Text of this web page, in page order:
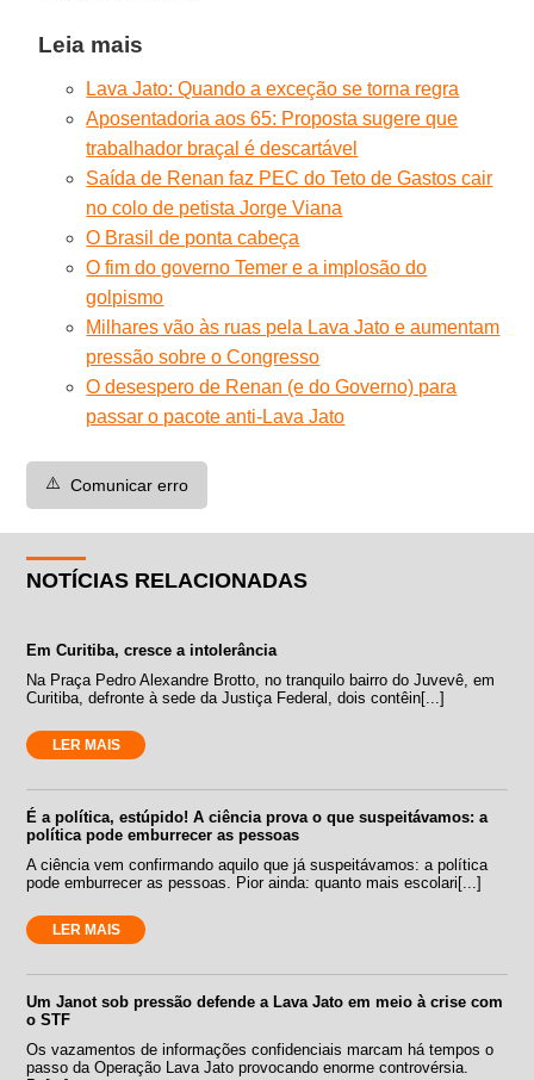
Leia mais
Lava Jato: Quando a exceção se torna regra
Aposentadoria aos 65: Proposta sugere que
trabalhador braçal é descartável
Saída de Renan faz PEC do Teto de Gastos cair
no colo de petista Jorge Viana
O Brasil de ponta cabeça
O fim do governo Temer e a implosão do
golpismo
Milhares vão às ruas pela Lava Jato e aumentam
pressão sobre o Congresso
O desespero de Renan (e do Governo) para
passar o pacote anti-Lava Jato
⚠️ Comunicar erro
NOTÍCIAS RELACIONADAS
Em Curitiba, cresce a intolerância
Na Praça Pedro Alexandre Brotto, no tranquilo bairro do Juvevê, em
Curitiba, defronte à sede da Justiça Federal, dois contêin[...]
LER MAIS
É a política, estúpido! A ciência prova o que suspeitávamos: a
política pode emburrecer as pessoas
A ciência vem confirmando aquilo que já suspeitávamos: a política
pode emburrecer as pessoas. Pior ainda: quanto mais escolari[...]
LER MAIS
Um Janot sob pressão defende a Lava Jato em meio à crise com
o STF
Os vazamentos de informações confidenciais marcam há tempos o
passo da Operação Lava Jato provocando enorme controvérsia.